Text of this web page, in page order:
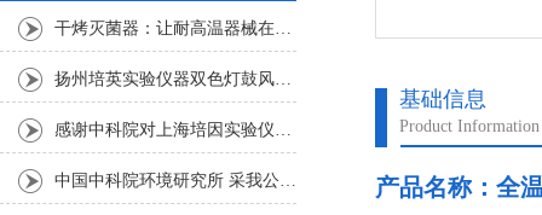
基础信息
Product Information
产品名称： 全
干烤灭菌器：让耐高温器械在无水高温中重获无菌新生
扬州培英实验仪器双色灯鼓风干燥箱
感谢中科院对上海培因实验仪器的认可
中国中科院环境研究所 采我公司仪器300L人工气候箱 实验效果获高度评价